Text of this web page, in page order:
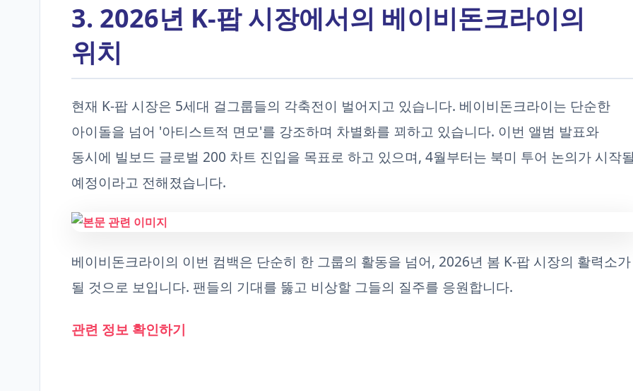
3. 2026년 K-팝 시장에서의 베이비돈크라이의
위치
현재 K-팝 시장은 5세대 걸그룹들의 각축전이 벌어지고 있습니다. 베이비돈크라이는 단순한
아이돌을 넘어 '아티스트적 면모'를 강조하며 차별화를 꾀하고 있습니다. 이번 앨범 발표와
동시에 빌보드 글로벌 200 차트 진입을 목표로 하고 있으며, 4월부터는 북미 투어 논의가 시작
예정이라고 전해졌습니다.
베이비돈크라이의 이번 컴백은 단순히 한 그룹의 활동을 넘어, 2026년 봄 K-팝 시장의 활력소가
될 것으로 보입니다. 팬들의 기대를 뚫고 비상할 그들의 질주를 응원합니다.
관련 정보 확인하기